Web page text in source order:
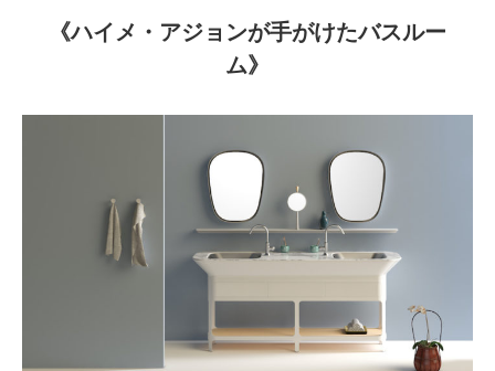
《ハイメ・アジョンが手がけたバスルー
ム》